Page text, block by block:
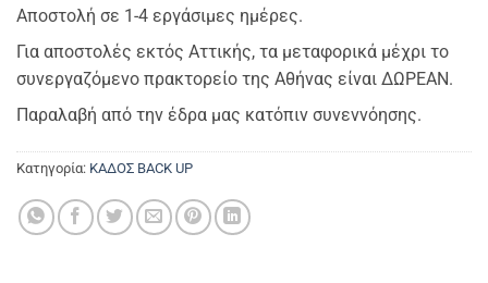
Αποστολή σε 1-4 εργάσιμες ημέρες.
Για αποστολές εκτός Αττικής, τα μεταφορικά μέχρι το
συνεργαζόμενο πρακτορείο της Αθήνας είναι ΔΩΡΕΑΝ.
Παραλαβή από την έδρα μας κατόπιν συνεννόησης.
Κατηγορία: ΚΑΔΟΣ BACK UP